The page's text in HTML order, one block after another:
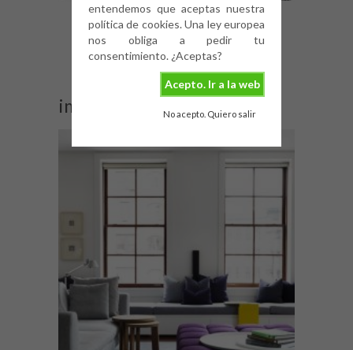
entendemos que aceptas nuestra
política de cookies. Una ley europea
nos obliga a pedir tu
consentimiento. ¿Aceptas?
Acepto. Ir a la web
No acepto. Quiero salir
img_4837